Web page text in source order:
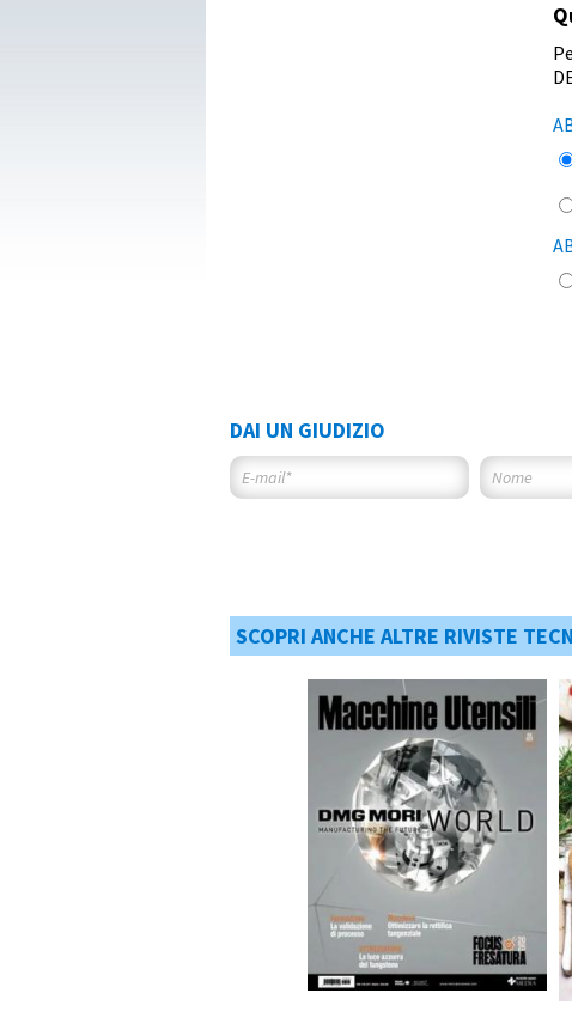
DAI UN GIUDIZIO
SCOPRI ANCHE ALTRE RIVISTE